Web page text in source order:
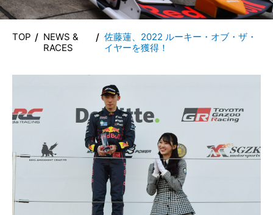
TOP
NEWS &
RACES
佐藤蓮、2022 ルーキー・オブ・ザ・
イヤーを獲得！